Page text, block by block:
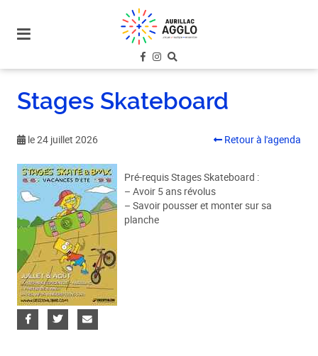
site
menu
contenu
Stages Skateboard
le 24 juillet 2026 Retour à l'agenda
Pré-requis Stages Skateboard :
– Avoir 5 ans révolus
– Savoir pousser et monter sur sa
planche